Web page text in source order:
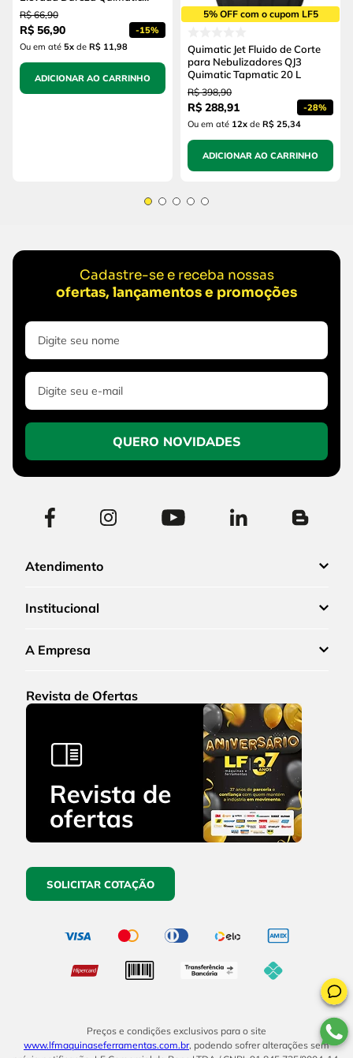
Tapmatic 500ml
R$ 66,90
R$ 56,90 -15%
Ou em até 5x de R$ 11,98
ADICIONAR AO CARRINHO
5% OFF com o cupom LF5
Quimatic Jet Fluido de Corte
para Nebulizadores QJ3
Quimatic Tapmatic 20 L
R$ 398,90
R$ 288,91 -28%
Ou em até 12x de R$ 25,34
ADICIONAR AO CARRINHO
Cadastre-se e receba nossas
ofertas, lançamentos e promoções
QUERO NOVIDADES
Atendimento
Institucional
A Empresa
Revista de Ofertas
SOLICITAR COTAÇÃO
Preços e condições exclusivos para o site
www.lfmaquinaseferramentas.com.br, podendo sofrer alterações sem